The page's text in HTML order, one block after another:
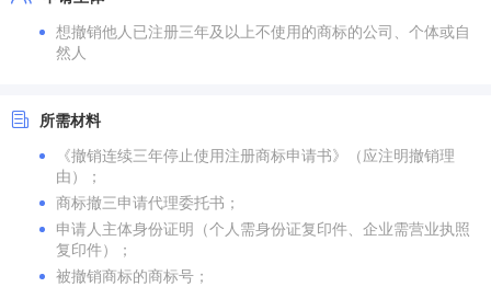
想撤销他人已注册三年及以上不使用的商标的公司、个体或自
然人
所需材料
《撤销连续三年停止使用注册商标申请书》（应注明撤销理
由）；
商标撤三申请代理委托书；
申请人主体身份证明（个人需身份证复印件、企业需营业执照
复印件）；
被撤销商标的商标号；